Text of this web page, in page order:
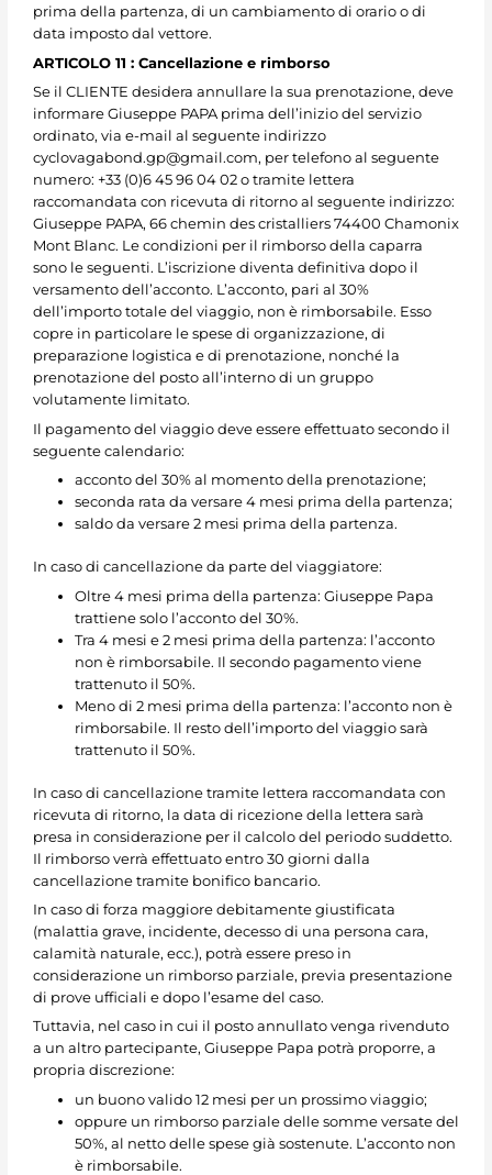
prima della partenza, di un cambiamento di orario o di
data imposto dal vettore.
ARTICOLO 11 : Cancellazione e rimborso
Se il CLIENTE desidera annullare la sua prenotazione, deve
informare Giuseppe PAPA prima dell’inizio del servizio
ordinato, via e-mail al seguente indirizzo
cyclovagabond.gp@gmail.com, per telefono al seguente
numero: +33 (0)6 45 96 04 02 o tramite lettera
raccomandata con ricevuta di ritorno al seguente indirizzo:
Giuseppe PAPA, 66 chemin des cristalliers 74400 Chamonix
Mont Blanc. Le condizioni per il rimborso della caparra
sono le seguenti. L’iscrizione diventa definitiva dopo il
versamento dell’acconto. L’acconto, pari al 30%
dell’importo totale del viaggio, non è rimborsabile. Esso
copre in particolare le spese di organizzazione, di
preparazione logistica e di prenotazione, nonché la
prenotazione del posto all’interno di un gruppo
volutamente limitato.
Il pagamento del viaggio deve essere effettuato secondo il
seguente calendario:
acconto del 30% al momento della prenotazione;
seconda rata da versare 4 mesi prima della partenza;
saldo da versare 2 mesi prima della partenza.
In caso di cancellazione da parte del viaggiatore:
Oltre 4 mesi prima della partenza: Giuseppe Papa
trattiene solo l’acconto del 30%.
Tra 4 mesi e 2 mesi prima della partenza: l’acconto
non è rimborsabile. Il secondo pagamento viene
trattenuto il 50%.
Meno di 2 mesi prima della partenza: l’acconto non è
rimborsabile. Il resto dell’importo del viaggio sarà
trattenuto il 50%.
In caso di cancellazione tramite lettera raccomandata con
ricevuta di ritorno, la data di ricezione della lettera sarà
presa in considerazione per il calcolo del periodo suddetto.
Il rimborso verrà effettuato entro 30 giorni dalla
cancellazione tramite bonifico bancario.
In caso di forza maggiore debitamente giustificata
(malattia grave, incidente, decesso di una persona cara,
calamità naturale, ecc.), potrà essere preso in
considerazione un rimborso parziale, previa presentazione
di prove ufficiali e dopo l’esame del caso.
Tuttavia, nel caso in cui il posto annullato venga rivenduto
a un altro partecipante, Giuseppe Papa potrà proporre, a
propria discrezione:
un buono valido 12 mesi per un prossimo viaggio;
oppure un rimborso parziale delle somme versate del
50%, al netto delle spese già sostenute. L’acconto non
è rimborsabile.